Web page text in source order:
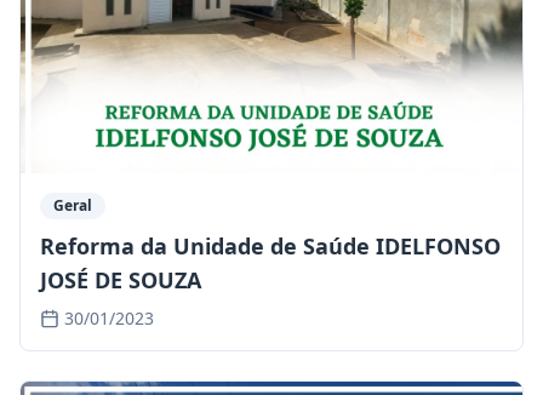
Geral
Reforma da Unidade de Saúde IDELFONSO
JOSÉ DE SOUZA
30/01/2023